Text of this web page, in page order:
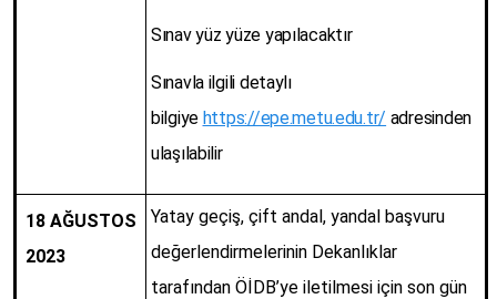
Sınav yüz yüze yapılacaktır
Sınavla ilgili detaylı
bilgiye https://epe.metu.edu.tr/ adresinden
ulaşılabilir
18 AĞUSTOS
2023
Yatay geçiş, çift andal, yandal başvuru
değerlendirmelerinin Dekanlıklar
tarafından ÖİDB’ye iletilmesi için son gün